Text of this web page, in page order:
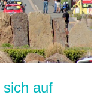
auf